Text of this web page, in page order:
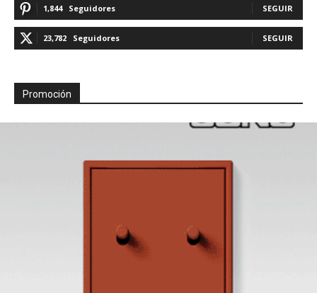
1,844 Seguidores SEGUIR
23,782 Seguidores SEGUIR
Promoción